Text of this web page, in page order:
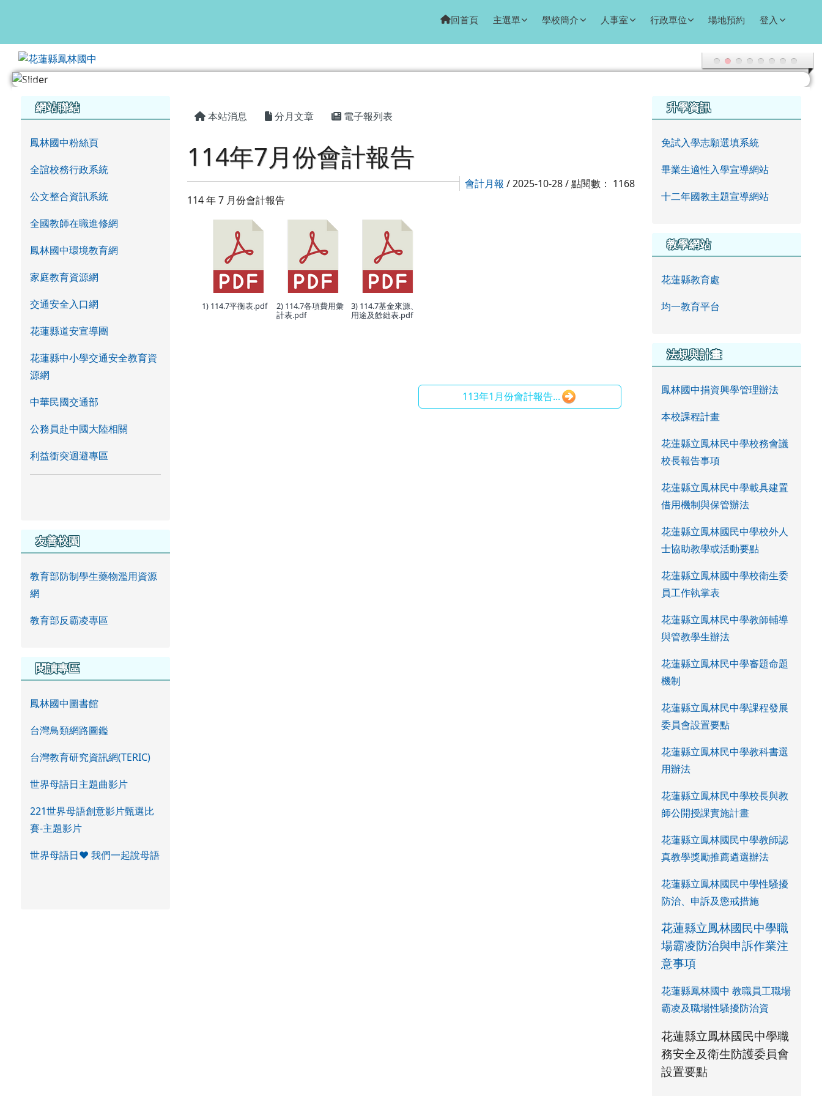
回首頁 主選單 學校簡介 人事室 行政單位 場地預約 登入
左邊區域內容
網站聯結
鳳林國中粉絲頁
全誼校務行政系統
公文整合資訊系統
全國教師在職進修網
鳳林國中環境教育網
家庭教育資源網
交通安全入口網
花蓮縣道安宣導團
花蓮縣中小學交通安全教育資
源網
中華民國交通部
公務員赴中國大陸相關
利益衝突迴避專區
友善校園
教育部防制學生藥物濫用資源
網
教育部反霸凌專區
閱讀專區
鳳林國中圖書館
台灣鳥類網路圖鑑
台灣教育研究資訊網(TERIC)
世界母語日主題曲影片
221世界母語創意影片甄選比
賽-主題影片
世界母語日♥ 我們一起說母語
本站消息 分月文章 電子報列表
114年7月份會計報告
會計月報 / 2025-10-28 / 點閱數： 1168
114 年 7 月份會計報告
1) 114.7平衡表.pdf
2) 114.7各項費用彙
計表.pdf
3) 114.7基金來源、
用途及餘絀表.pdf
113年1月份會計報告...
右邊區域內容
升學資訊
免試入學志願選填系統
畢業生適性入學宣導網站
十二年國教主題宣導網站
教學網站
花蓮縣教育處
均一教育平台
法規與計畫
鳳林國中捐資興學管理辦法
本校課程計畫
花蓮縣立鳳林民中學校務會議
校長報告事項
花蓮縣立鳳林民中學載具建置
借用機制與保管辦法
花蓮縣立鳳林國民中學校外人
士協助教學或活動要點
花蓮縣立鳳林國中學校衛生委
員工作執掌表
花蓮縣立鳳林民中學教師輔導
與管教學生辦法
花蓮縣立鳳林民中學審題命題
機制
花蓮縣立鳳林民中學課程發展
委員會設置要點
花蓮縣立鳳林民中學教科書選
用辦法
花蓮縣立鳳林民中學校長與教
師公開授課實施計畫
花蓮縣立鳳林國民中學教師認
真教學獎勵推薦遴選辦法
花蓮縣立鳳林國民中學性騷擾
防治、申訴及懲戒措施
花蓮縣立鳳林國民中學職
場霸凌防治與申訴作業注
意事項
花蓮縣鳳林國中 教職員工職場
霸凌及職場性騷擾防治資
link to https://www.fles.hlc.edu.tw/
花蓮縣立鳳林國民中學職
務安全及衛生防護委員會
設置要點花蓮縣立鳳林國民中學職
花蓮縣立鳳林國民中學職
link to https://
link to https://
頁尾區域